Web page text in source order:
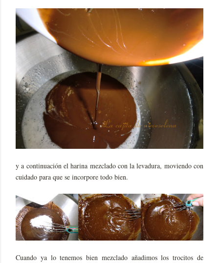
y a continuación el harina mezclado con la levadura, moviendo con
cuidado para que se incorpore todo bien.
Cuando ya lo tenemos bien mezclado añadimos los trocitos de